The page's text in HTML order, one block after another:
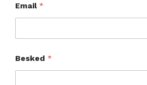
m
a
e
s
k
Email *
Besked *